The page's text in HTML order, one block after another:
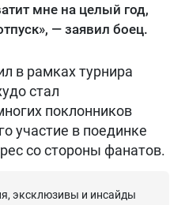
мне на целый год,
— заявил боец.
в рамках турнира
стал
поклонников
участие в поединке
со стороны фанатов.
эксклюзивы и инсайды